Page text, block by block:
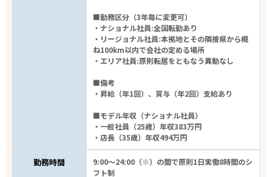
■勤務区分（3年毎に変更可）
・ナショナル社員:全国転勤あり
・リージョナル社員:本拠地とその隣接県から概
ね100km以内で会社の定める場所
・エリア社員:原則転居をともなう異動なし
■備考
・昇給（年1回）、賞与（年2回）支給あり
■モデル年収（ナショナル社員）
・一般社員（25歳）年収383万円
・店長（35歳）年収494万円
勤務時間
9:00～24:00（※）の間で原則1日実働8時間のシ
フト制